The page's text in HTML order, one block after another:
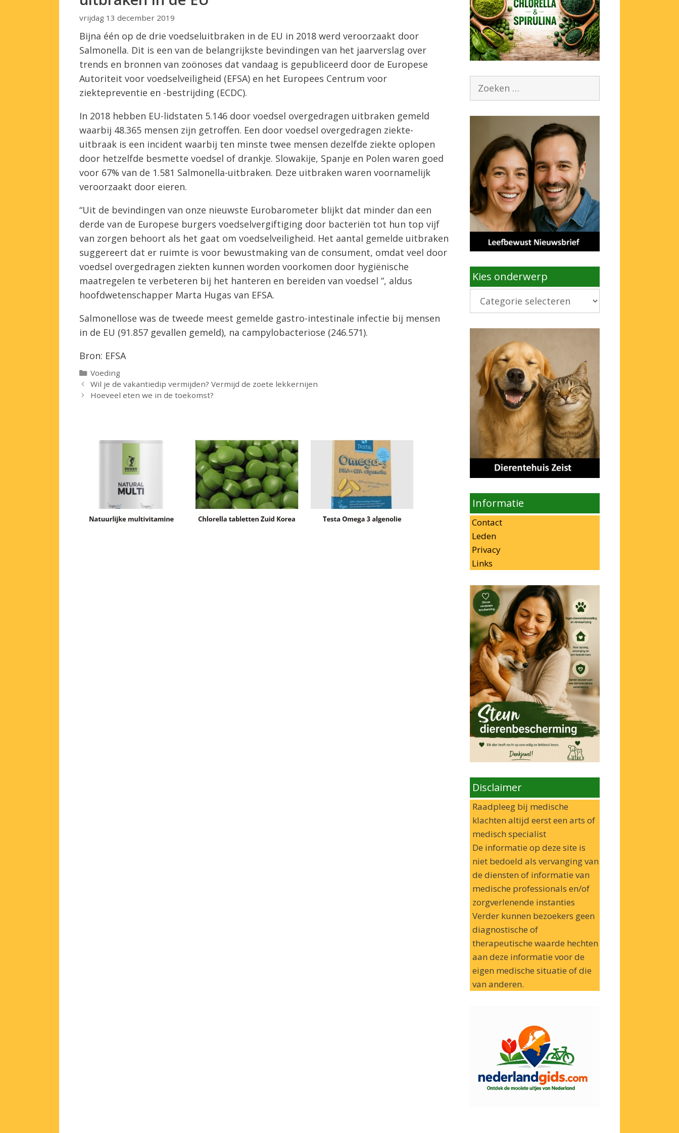
vrijdag 13 december 2019
Bijna één op de drie voedseluitbraken in de EU in 2018 werd veroorzaakt door
Salmonella. Dit is een van de belangrijkste bevindingen van het jaarverslag over
trends en bronnen van zoönoses dat vandaag is gepubliceerd door de Europese
Autoriteit voor voedselveiligheid (EFSA) en het Europees Centrum voor
ziektepreventie en -bestrijding (ECDC).
In 2018 hebben EU-lidstaten 5.146 door voedsel overgedragen uitbraken gemeld
waarbij 48.365 mensen zijn getroffen. Een door voedsel overgedragen ziekte-
uitbraak is een incident waarbij ten minste twee mensen dezelfde ziekte oplopen
door hetzelfde besmette voedsel of drankje. Slowakije, Spanje en Polen waren goed
voor 67% van de 1.581 Salmonella-uitbraken. Deze uitbraken waren voornamelijk
veroorzaakt door eieren.
“Uit de bevindingen van onze nieuwste Eurobarometer blijkt dat minder dan een
derde van de Europese burgers voedselvergiftiging door bacteriën tot hun top vijf
van zorgen behoort als het gaat om voedselveiligheid. Het aantal gemelde uitbraken
suggereert dat er ruimte is voor bewustmaking van de consument, omdat veel door
voedsel overgedragen ziekten kunnen worden voorkomen door hygiënische
maatregelen te verbeteren bij het hanteren en bereiden van voedsel ”, aldus
hoofdwetenschapper Marta Hugas van EFSA.
Salmonellose was de tweede meest gemelde gastro-intestinale infectie bij mensen
in de EU (91.857 gevallen gemeld), na campylobacteriose (246.571).
Bron: EFSA
Categorieën
Voeding
Wil je de vakantiedip vermijden? Vermijd de zoete lekkernijen
Hoeveel eten we in de toekomst?
Zoek
Kies onderwerp
Kies
onderwerp
Informatie
Contact
Leden
Privacy
Links
Disclaimer
Raadpleeg bij medische
klachten altijd eerst een arts of
medisch specialist
De informatie op deze site is
niet bedoeld als vervanging van
de diensten of informatie van
medische professionals en/of
zorgverlenende instanties
Verder kunnen bezoekers geen
diagnostische of
therapeutische waarde hechten
aan deze informatie voor de
eigen medische situatie of die
van anderen.